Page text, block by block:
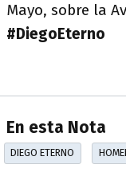
Mayo, sobre la
#DiegoEterno
En esta Nota
DIEGO ETERNO